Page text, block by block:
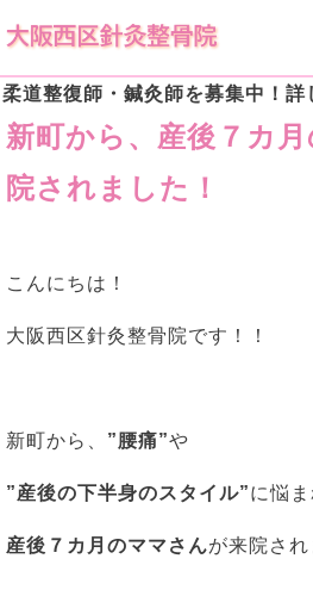
柔道整復師・鍼灸師を募集中！詳
新町から、産後７カ
院されました！
こんにちは！
大阪西区針灸整骨院です！！
新町から、 ”腰痛”や
”産後の下半身のスタイル”に悩
産後７カ月のママさんが来院され